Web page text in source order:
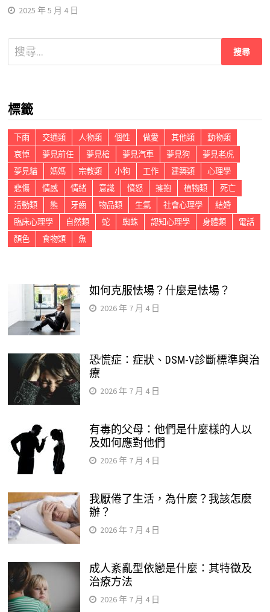
2025 年 5 月 4 日
搜
尋
字:
標籤
下雨 交通類 人物類 個性 做愛 其他類
動物類
哀悼
夢見前任 夢見槍 夢見汽車 夢見狗
夢見老虎
夢見貓
媽媽 宗教類 小狗 工作 建築類
心理學
悲傷
情感 情緒 意識 憤怒 擁抱 植物類
死亡
活動類
熊 牙齒 物品類 生氣 社會心理學
結婚
臨床心理學
自然類 蛇 蜘蛛 認知心理學 身體類
電話
顏色
食物類 魚
如何克服怯場？什麼是怯場？
2026 年 7 月 4 日
恐慌症：症狀、DSM-V診斷標準與治
療
2026 年 7 月 4 日
有毒的父母：他們是什麼樣的人以
及如何應對他們
2026 年 7 月 4 日
我厭倦了生活，為什麼？我該怎麼
辦？
2026 年 7 月 4 日
成人紊亂型依戀是什麼：其特徵及
治療方法
2026 年 7 月 4 日